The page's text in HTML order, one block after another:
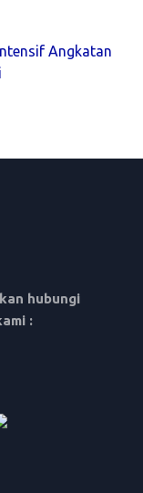
Angkatan
hubungi
: